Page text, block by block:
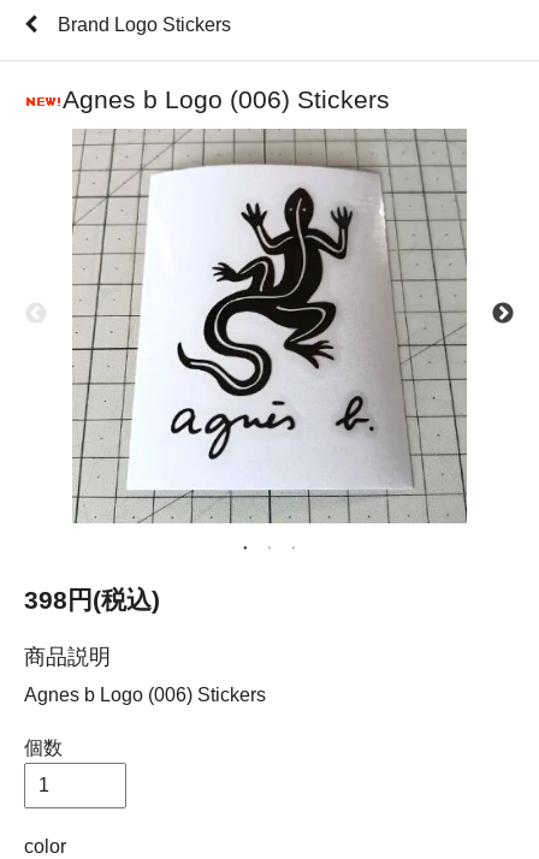
Brand Logo Stickers
Agnes b Logo (006) Stickers
398円(税込)
商品説明
Agnes b Logo (006) Stickers
個数
color